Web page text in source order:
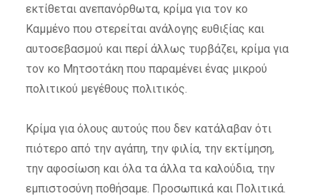
εκτίθεται ανεπανόρθωτα, κρίμα για τον κο
Καμμένο που στερείται ανάλογης ευθιξίας και
αυτοσεβασμού και περί άλλως τυρβάζει, κρίμα για
τον κο Μητσοτάκη που παραμένει ένας μικρού
πολιτικού μεγέθους πολιτικός.
Κρίμα για όλους αυτούς που δεν κατάλαβαν ότι
πιότερο από την αγάπη, την φιλία, την εκτίμηση,
την αφοσίωση και όλα τα άλλα τα καλούδια, την
εμπιστοσύνη ποθήσαμε. Προσωπικά και Πολιτικά.